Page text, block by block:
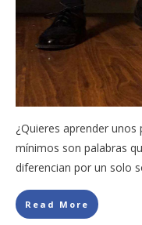
¿Quieres aprender
mínimos son palabras
diferencian por un solo
Read More